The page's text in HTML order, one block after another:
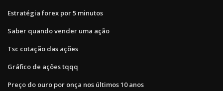
Estratégia forex por 5 minutos
Saber quando vender uma ação
Tsc cotação das ações
Gráfico de ações tqqq
Preço do ouro por onça nos últimos 10 anos